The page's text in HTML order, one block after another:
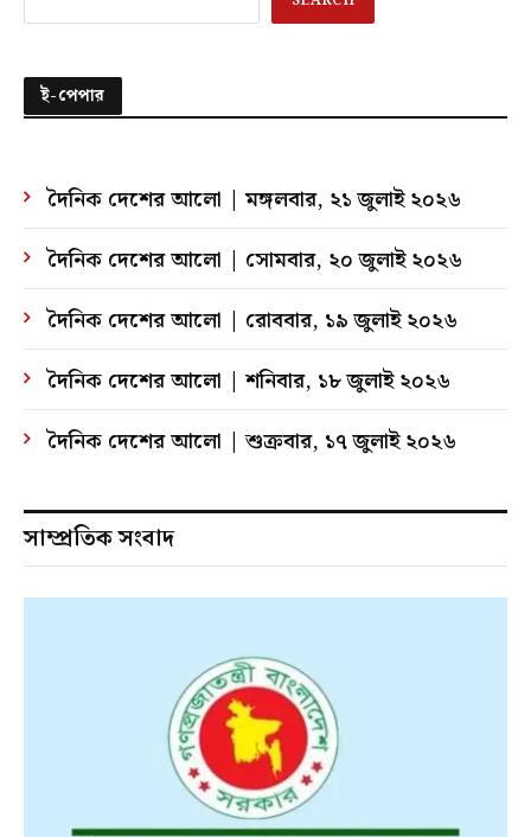
ই-পেপার
দৈনিক দেশের আলো | মঙ্গলবার, ২১ জুলাই ২০২৬
দৈনিক দেশের আলো | সোমবার, ২০ জুলাই ২০২৬
দৈনিক দেশের আলো | রোববার, ১৯ জুলাই ২০২৬
দৈনিক দেশের আলো | শনিবার, ১৮ জুলাই ২০২৬
দৈনিক দেশের আলো | শুক্রবার, ১৭ জুলাই ২০২৬
সাম্প্রতিক সংবাদ